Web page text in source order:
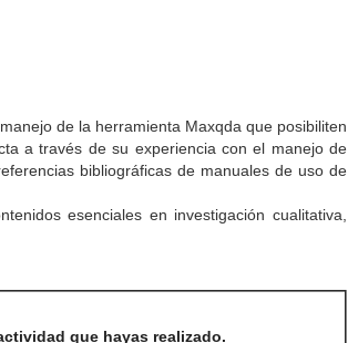
de la herramienta Maxqda que posibiliten
a través de su experiencia con el manejo de
bibliográficas de manuales de uso de
esenciales en investigación cualitativa,
que hayas realizado.